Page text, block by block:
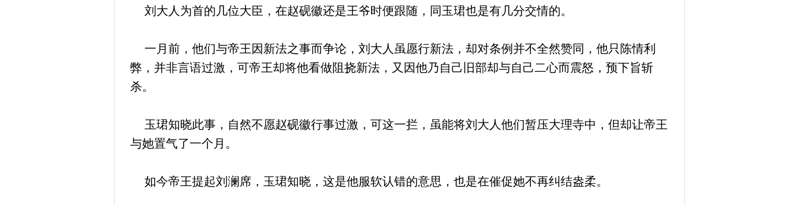
刘大人为首的几位大臣，在赵砚徽还是王爷时便跟随，同玉珺也是有几分交情的。
一月前，他们与帝王因新法之事而争论，刘大人虽愿行新法，却对条例并不全然赞同，他只陈情利
弊，并非言语过激，可帝王却将他看做阻挠新法，又因他乃自己旧部却与自己二心而震怒，预下旨斩
杀。
玉珺知晓此事，自然不愿赵砚徽行事过激，可这一拦，虽能将刘大人他们暂压大理寺中，但却让帝王
与她置气了一个月。
如今帝王提起刘澜席，玉珺知晓，这是他服软认错的意思，也是在催促她不再纠结盎柔。